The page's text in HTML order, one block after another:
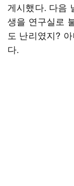
게시했다. 다음
생을 연구실로
도 난리였지?
다.